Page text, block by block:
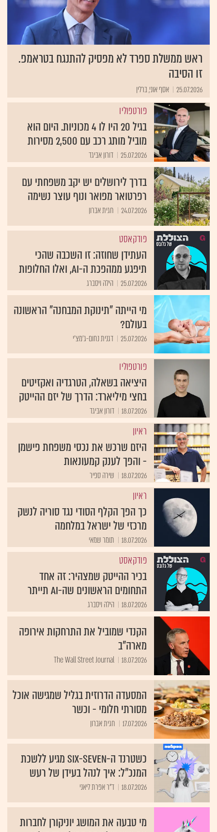
ראש ממשלת ספרד לא מפסיק להתנגח בטראמפ.
זו הסיבה
25.07.2026 אסף אוני, ברלין
פורטפוליו
בגיל 20 היו לו 4 מכוניות. היום הוא
מוביל מותג רכב עם 2,500 מסירות
25.07.2026 דורון אביגד
בדרך לירושלים יש יקב משפחתי עם
רפרטואר מפואר ונוף עוצר נשימה
24.07.2026 חגית אברון
פודקאסט
העתידן שחוזה: זו השכבה שהכי
תיפגע ממהפכת ה-AI, ואלו החלופות
25.07.2026 הילה ויסברג
מי הייתה "תינוקת המבחנה" הראשונה
בעולם?
25.07.2026 דגנית נחום-ג'מצ'י
פורטפוליו
היציאה בשאלה, הטרגדיה ואקזיטים
בחצי מיליארד: הדרך של יזם ההייטק
18.07.2026 דורון אביגד
ראיון
היזם שרכש את נכסי משפחת פישמן
- והפך לענק קמעונאות
18.07.2026 שירה ספיר
ראיון
כך הפך הקלף הסודי נגד סוריה לנשק
מרכזי של ישראל במלחמה
18.07.2026 תומר שמאי
פודקאסט
בכיר ההייטק שמצהיר: זה אחד
התחומים הראשונים שה-AI תייתר
18.07.2026 הילה ויסברג
הקנדי שמוביל את התרחקות אירופה
מארה"ב
18.07.2026
The Wall Street Journal
המסעדה הדרוזית בגליל שמגישה אוכל
מסורתי חלומי - וכשר
17.07.2026 חגית אברון
כשטרנד ה-Six-Seven מגיע ללשכת
המנכ"ל: איך לנהל בעידן של רעש
18.07.2026 ד"ר אפרת ליאני
מי טבעה את המושג יוניקורן לחברות